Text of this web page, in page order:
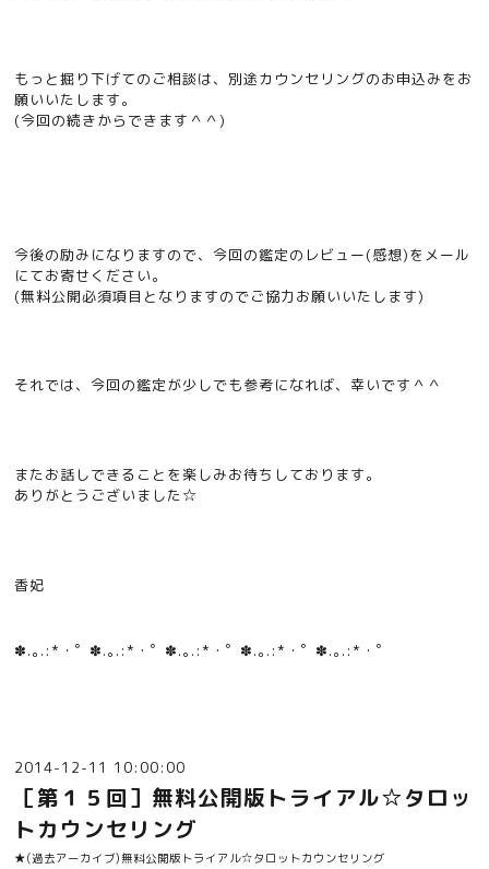
もっと掘り下げてのご相談は、別途カウンセリングのお申込みをお
願いいたします。
(今回の続きからできます＾＾)
今後の励みになりますので、今回の鑑定のレビュー(感想)をメール
にてお寄せください。
(無料公開必須項目となりますのでご協力お願いいたします)
それでは、今回の鑑定が少しでも参考になれば、幸いです＾＾
またお話しできることを楽しみお待ちしております。
ありがとうございました☆
香妃
✽.｡.:*・ﾟ ✽.｡.:*・ﾟ ✽.｡.:*・ﾟ ✽.｡.:*・ﾟ ✽.｡.:*・ﾟ
2014-12-11 10:00:00
［第１５回］無料公開版トライアル☆タロッ
トカウンセリング
★(過去アーカイブ)無料公開版トライアル☆タロットカウンセリング